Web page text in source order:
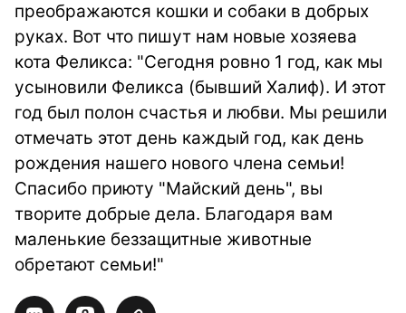
преображаются кошки и собаки в добрых
руках. Вот что пишут нам новые хозяева
кота Феликса: "Сегодня ровно 1 год, как мы
усыновили Феликса (бывший Халиф). И этот
год был полон счастья и любви. Мы решили
отмечать этот день каждый год, как день
рождения нашего нового члена семьи!
Спасибо приюту "Майский день", вы
творите добрые дела. Благодаря вам
маленькие беззащитные животные
обретают семьи!"